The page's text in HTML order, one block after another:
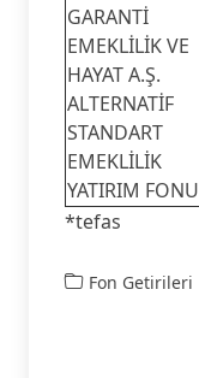
GARANTİ
EMEKLİLİK VE
HAYAT A.Ş.
ALTERNATİF
STANDART
EMEKLİLİK
YATIRIM FONU
*tefas
Fon Getirileri